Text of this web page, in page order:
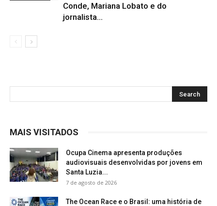
Conde, Mariana Lobato e do
jornalista...
MAIS VISITADOS
Ocupa Cinema apresenta produções
audiovisuais desenvolvidas por jovens em
Santa Luzia...
7 de agosto de 2026
The Ocean Race e o Brasil: uma história de